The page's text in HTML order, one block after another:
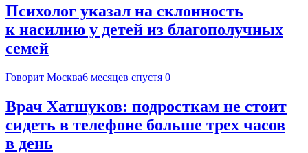
Психолог указал на склонность
к насилию у детей из благополучных
семей
Говорит Москва6 месяцев спустя 0
Врач Хатшуков: подросткам не стоит
сидеть в телефоне больше трех часов
в день